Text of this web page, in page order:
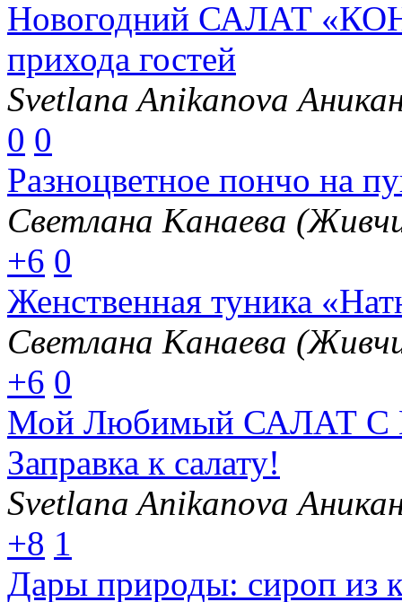
Новогодний САЛАТ
прихода гостей
Svetlana Anikanova
0 0
Разноцветное пончо на
Светлана Канаева
+6 0
Женственная туника
Светлана Канаева
+6 0
Мой Любимый САЛАТ С
Заправка к салату!
Svetlana Anikanova
+8 1
Дары природы: сироп из